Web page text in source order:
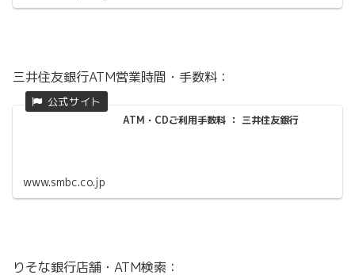
三井住友銀行ATM営業時間・手数料：
ATM・CDご利用手数料 ： 三井住友銀行
www.smbc.co.jp
りそな銀行店舗・ATM検索：